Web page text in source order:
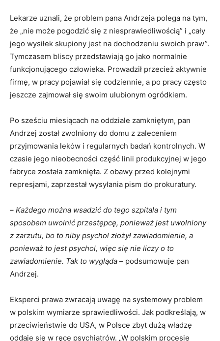
Lekarze uznali, że problem pana Andrzeja polega na tym,
że „nie może pogodzić się z niesprawiedliwością” i „cały
jego wysiłek skupiony jest na dochodzeniu swoich praw”.
Tymczasem bliscy przedstawiają go jako normalnie
funkcjonującego człowieka. Prowadził przecież aktywnie
firmę, w pracy pojawiał się codziennie, a po pracy często
jeszcze zajmował się swoim ulubionym ogródkiem.
Po sześciu miesiącach na oddziale zamkniętym, pan
Andrzej został zwolniony do domu z zaleceniem
przyjmowania leków i regularnych badań kontrolnych. W
czasie jego nieobecności część linii produkcyjnej w jego
fabryce została zamknięta. Z obawy przed kolejnymi
represjami, zaprzestał wysyłania pism do prokuratury.
– Każdego można wsadzić do tego szpitala i tym
sposobem uwolnić przestępcę, ponieważ jest uwolniony
z zarzutu, bo to niby psychol złożył zawiadomienie, a
ponieważ to jest psychol, więc się nie liczy o to
zawiadomienie. Tak to wygląda – podsumowuje pan
Andrzej.
Eksperci prawa zwracają uwagę na systemowy problem
w polskim wymiarze sprawiedliwości. Jak podkreślają, w
przeciwieństwie do USA, w Polsce zbyt dużą władzę
oddaje się w ręce psychiatrów. „W polskim procesie